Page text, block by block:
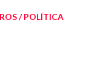
/ POLÍTICA